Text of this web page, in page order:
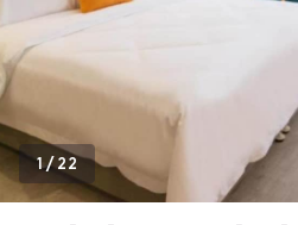
1/22